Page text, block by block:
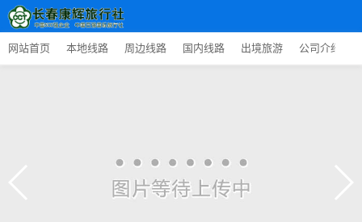
网站首页 本地线路 周边线路 国内线路 出境旅游 公司介绍